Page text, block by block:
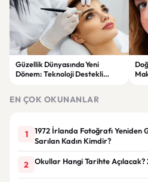
Güzellik Dünyasında Yeni
Dönem: Teknoloji Destekli
EN ÇOK OKUNANLAR
1
1972 İrlanda Fotoğrafı Yeniden
Sarılan Kadın Kimdir?
2 Okullar Hangi Tarihte Açılacak?